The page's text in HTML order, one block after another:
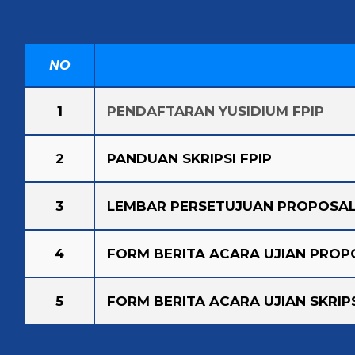
NO
1 PENDAFTARAN YUSIDIUM FPIP
2 PANDUAN SKRIPSI FPIP
3 LEMBAR PERSETUJUAN
4 FORM BERITA ACARA UJIAN
5 FORM BERITA ACARA UJIAN